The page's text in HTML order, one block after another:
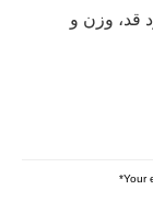
قد، وزن و
Your
*